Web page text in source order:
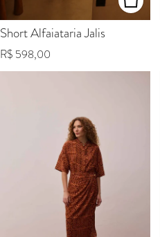
Short Alfaiataria Jalis
Preço normal
R$ 598,00